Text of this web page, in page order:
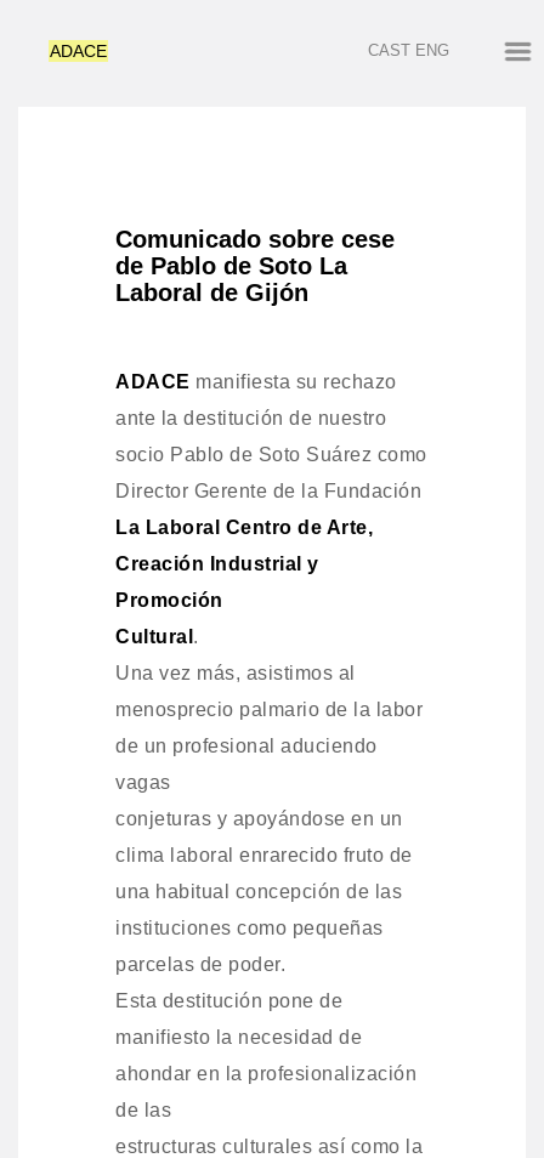
ADACE CAST ENG
Comunicado sobre cese
de Pablo de Soto La
Laboral de Gijón
ADACE manifiesta su rechazo
ante la destitución de nuestro
socio Pablo de Soto Suárez como
Director Gerente de la Fundación
La Laboral Centro de Arte,
Creación Industrial y
Promoción
Cultural .
Una vez más, asistimos al
menosprecio palmario de la labor
de un profesional aduciendo
vagas
conjeturas y apoyándose en un
clima laboral enrarecido fruto de
una habitual concepción de las
instituciones como pequeñas
parcelas de poder.
Esta destitución pone de
manifiesto la necesidad de
ahondar en la profesionalización
de las
estructuras culturales así como la